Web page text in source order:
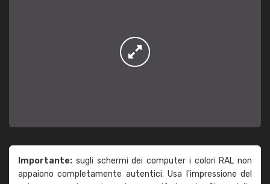
Importante: sugli schermi dei computer i colori RAL non
appaiono completamente autentici. Usa l'impressione del